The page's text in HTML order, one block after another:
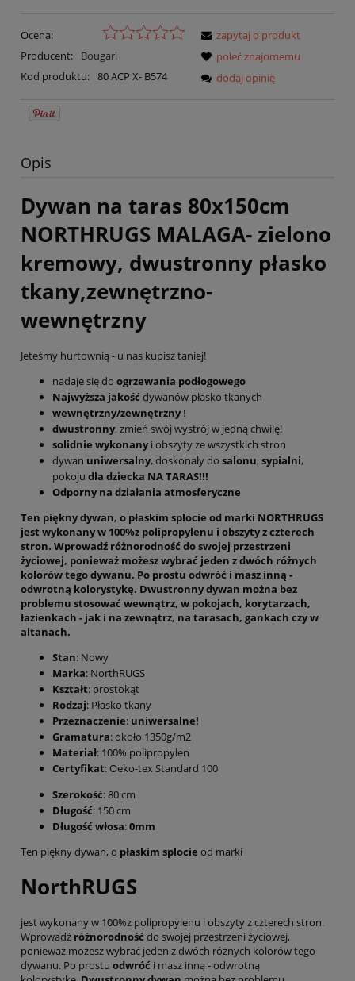
Ocena:
Producent:
Bougari
Kod produktu: 80 ACP X- B574
zapytaj o produkt
poleć znajomemu
dodaj opinię
Opis
Dywan na taras 80x150cm
NORTHRUGS MALAGA- zielono
kremowy, dwustronny płasko
tkany,zewnętrzno-
wewnętrzny
Jeteśmy hurtownią - u nas kupisz taniej!
nadaje się do ogrzewania podłogowego
Najwyższa jakość dywanów płasko tkanych
wewnętrzny/zewnętrzny!
dwustronny, zmień swój wystrój w jedną chwilę!
solidnie wykonanyi obszyty ze wszystkich stron
dywan uniwersalny, doskonały do salonu, sypialni,
pokoju dla dziecka NA TARAS!!!
Odporny na działania atmosferyczne
Ten piękny dywan, o płaskim splocie od marki NORTHRUGS
jest wykonany w 100%z polipropylenu i obszyty z czterech
stron. Wprowadź różnorodność do swojej przestrzeni
życiowej, ponieważ możesz wybrać jeden z dwóch różnych
kolorów tego dywanu. Po prostu odwróć i masz inną -
odwrotną kolorystykę. Dwustronny dywan można bez
problemu stosować wewnątrz, w pokojach, korytarzach,
łazienkach - jak i na zewnątrz, na tarasach, gankach czy w
altanach.
Stan: Nowy
Marka: NorthRUGS
Kształt: prostokąt
Rodzaj: Płasko tkany
Przeznaczenie: uniwersalne!
Gramatura: około 1350g/m2
Materiał: 100% polipropylen
Certyfikat: Oeko-tex Standard 100
Szerokość: 80 cm
Długość: 150 cm
Długość włosa:0mm
Ten piękny dywan, o płaskim splocie od marki
NorthRUGS
jest wykonany w 100%z polipropylenu i obszyty z czterech stron.
Wprowadź różnorodność do swojej przestrzeni życiowej,
ponieważ możesz wybrać jeden z dwóch różnych kolorów tego
dywanu. Po prostu odwróć i masz inną - odwrotną